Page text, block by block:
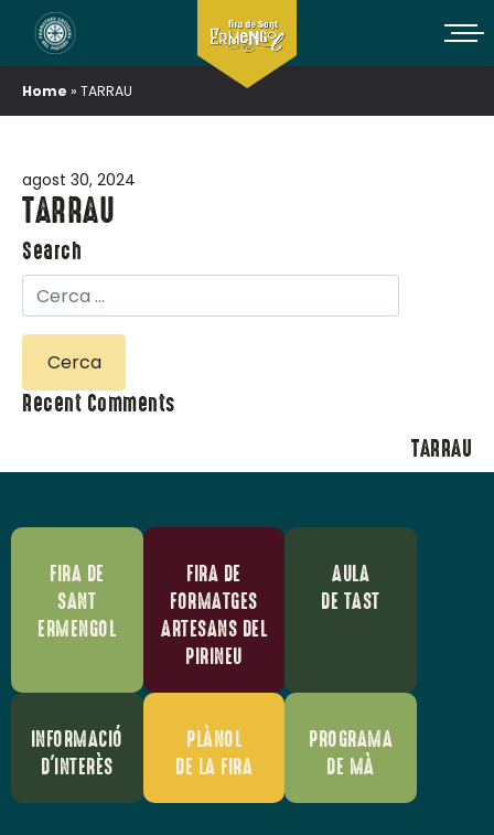
Home » TARRAU
agost 30, 2024
TARRAU
Search
Recent Comments
TARRAU
FIRA DE
SANT
ERMENGOL
FIRA DE
FORMATGES
ARTESANS DEL
PIRINEU
AULA
DE TAST
INFORMACIÓ
D'INTERÈS
PLÀNOL
DE LA FIRA
PROGRAMA
DE MÀ